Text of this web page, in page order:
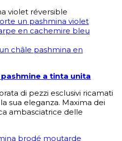
a tinta unita
di pezzi esclusivi ricamati
sua eleganza. Maxima dei
ambasciatrice delle